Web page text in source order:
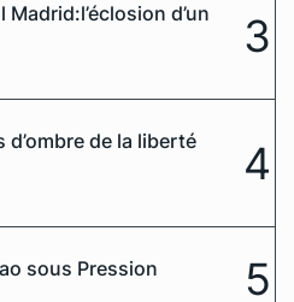
d’un
3
de la liberté
4
sous Pression 5